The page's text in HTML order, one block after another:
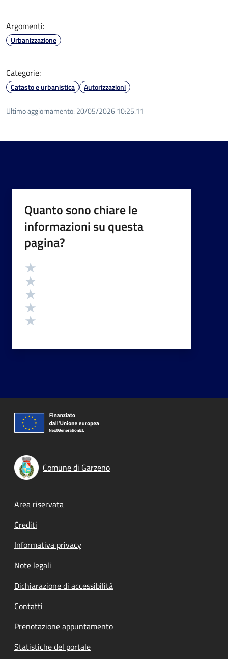
Argomenti:
Urbanizzazione
Categorie:
Catasto e urbanistica Autorizzazioni
Ultimo aggiornamento: 20/05/2026 10:25.11
Quanto sono chiare le
informazioni su questa
pagina?
Valutazione
Comune di Garzeno
Footer menu
Area riservata
Crediti
Informativa privacy
Note legali
Dichiarazione di accessibilità
Contatti
Prenotazione appuntamento
Statistiche del portale